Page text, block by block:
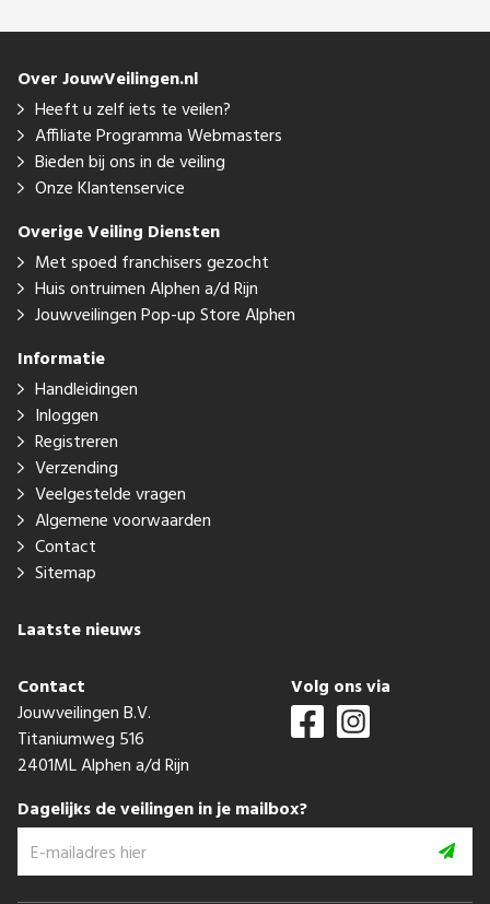
Over JouwVeilingen.nl
Heeft u zelf iets te veilen?
Affiliate Programma Webmasters
Bieden bij ons in de veiling
Onze Klantenservice
Overige Veiling Diensten
Met spoed franchisers gezocht
Huis ontruimen Alphen a/d Rijn
Jouwveilingen Pop-up Store Alphen
Informatie
Handleidingen
Inloggen
Registreren
Verzending
Veelgestelde vragen
Algemene voorwaarden
Contact
Sitemap
Laatste nieuws
Contact
Jouwveilingen B.V.
Titaniumweg 516
2401ML Alphen a/d Rijn
Volg ons via
Dagelijks de veilingen in je mailbox?